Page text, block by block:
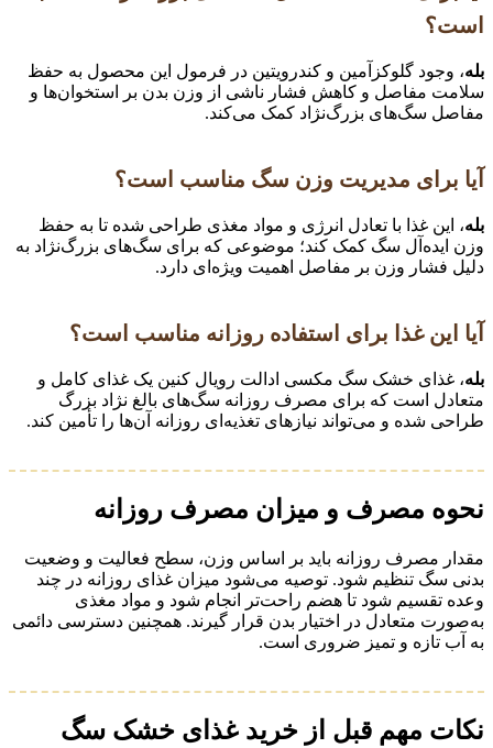
است؟
بله، وجود گلوکزآمین و کندرویتین در فرمول این محصول به حفظ
سلامت مفاصل و کاهش فشار ناشی از وزن بدن بر استخوان‌ها و
مفاصل سگ‌های بزرگ‌نژاد کمک می‌کند.
آیا برای مدیریت وزن سگ مناسب است؟
بله، این غذا با تعادل انرژی و مواد مغذی طراحی شده تا به حفظ
وزن ایده‌آل سگ کمک کند؛ موضوعی که برای سگ‌های بزرگ‌نژاد به
دلیل فشار وزن بر مفاصل اهمیت ویژه‌ای دارد.
آیا این غذا برای استفاده روزانه مناسب است؟
بله، غذای خشک سگ مکسی ادالت رویال کنین یک غذای کامل و
متعادل است که برای مصرف روزانه سگ‌های بالغ نژاد بزرگ
طراحی شده و می‌تواند نیازهای تغذیه‌ای روزانه آن‌ها را تأمین کند.
نحوه مصرف و میزان مصرف روزانه
مقدار مصرف روزانه باید بر اساس وزن، سطح فعالیت و وضعیت
بدنی سگ تنظیم شود. توصیه می‌شود میزان غذای روزانه در چند
وعده تقسیم شود تا هضم راحت‌تر انجام شود و مواد مغذی
به‌صورت متعادل در اختیار بدن قرار گیرند. همچنین دسترسی دائمی
به آب تازه و تمیز ضروری است.
نکات مهم قبل از خرید غذای خشک سگ